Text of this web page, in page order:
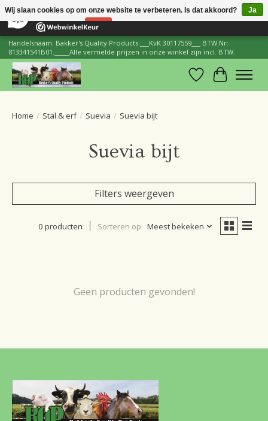
206 Reviews ×
Handelsnaam: Bakker's Quality Products.___KvK 30117559___ BTW.Nr:
813341541B01._____Alle vermelde prijzen in onze winkel zijn incl. BTW.
Verlanglijst
Home / Stal & erf / Suevia / Suevia bijt
Suevia bijt
Filters weergeven
0 producten Sorteren op Meest bekeken
Geen producten gevonden!
Wij slaan cookies op om onze website te verbeteren. Is dat akkoord?
Ja
Nee